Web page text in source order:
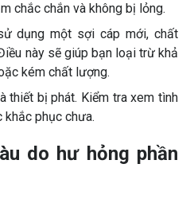
chắc chắn và không bị lỏng.
dụng một sợi cáp mới, chất
này sẽ giúp bạn loại trừ khả
kém chất lượng.
thiết bị phát. Kiểm tra xem tình
phục chưa.
do hư hỏng phần